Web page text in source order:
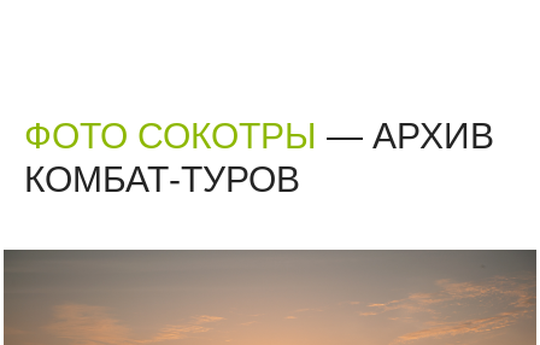
ФОТО СОКОТРЫ — АРХИВ
КОМБАТ-ТУРОВ